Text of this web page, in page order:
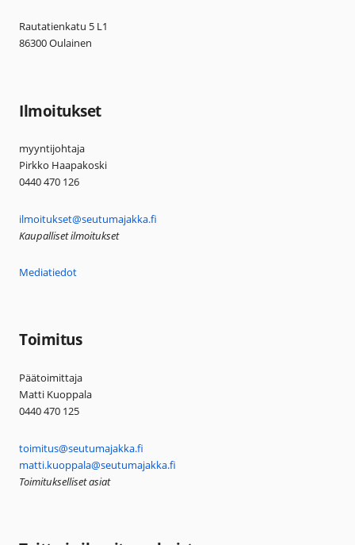
Rautatienkatu 5 L1
86300 Oulainen
Ilmoitukset
myyntijohtaja
Pirkko Haapakoski
0440 470 126
ilmoitukset@seutumajakka.fi
Kaupalliset ilmoitukset
Mediatiedot
Toimitus
Päätoimittaja
Matti Kuoppala
0440 470 125
toimitus@seutumajakka.fi
matti.kuoppala@seutumajakka.fi
Toimitukselliset asiat